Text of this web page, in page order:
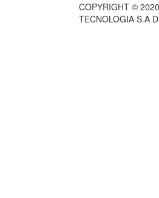
COPYRIGHT ©
TECNOLOGIA S.A